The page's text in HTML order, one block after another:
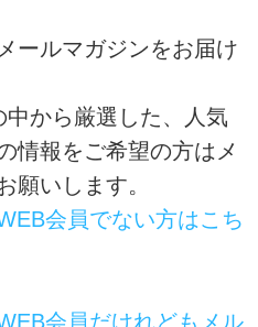
ールマガジンをお届け
から厳選した、人気
情報をご希望の方はメ
願いします。
会員でない方はこち
会員だけれどもメル